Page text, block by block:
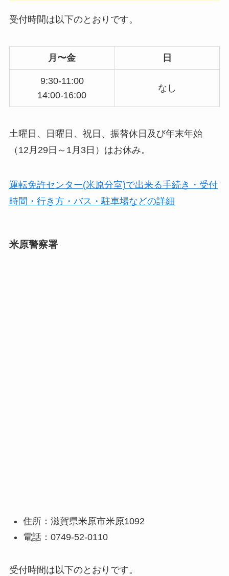
受付時間は以下のとおりです。
月〜金 日
9:30-11:00
14:00-16:00
なし
土曜日、日曜日、祝日、振替休日及び年末年始
（12月29日～1月3日）はお休み。
運転免許センター(米原分室)で出来る手続き・受付
時間・行き方・バス・駐車場などの詳細
米原警察署
住所：滋賀県米原市米原1092
電話：0749-52-0110
受付時間は以下のとおりです。